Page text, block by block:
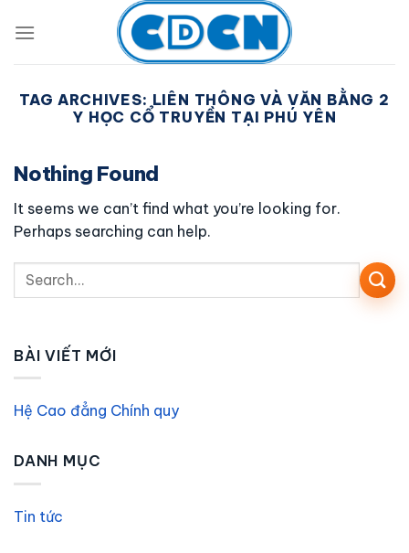
TAG ARCHIVES: LIÊN THÔNG VÀ VĂN BẰNG 2
Y HỌC CỔ TRUYỀN TẠI PHÚ YÊN
Nothing Found
It seems we can’t find what you’re looking for.
Perhaps searching can help.
BÀI VIẾT MỚI
Hệ Cao đẳng Chính quy
DANH MỤC
Tin tức